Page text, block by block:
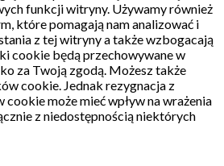
funkcji witryny. Używamy również
które pomagają nam analizować i
z tej witryny a także wzbogacają
cookie będą przechowywane w
za Twoją zgodą. Możesz także
cookie. Jednak rezygnacja z
może mieć wpływ na wrażenia
z niedostępnością niektórych